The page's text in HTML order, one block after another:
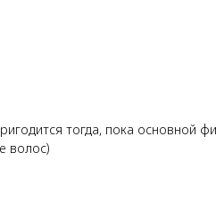
тогда, пока основной
волос)